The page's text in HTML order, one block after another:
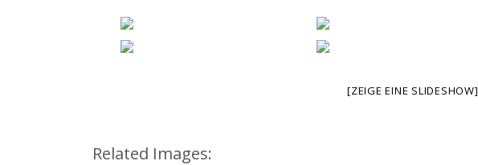
[ZEIGE EINE SLIDESHOW]
Related Images: